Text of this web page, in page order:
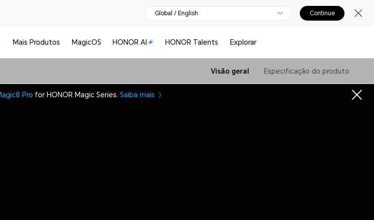
Global / English Continue
Mais Produtos MagicOS HONOR AI HONOR Talents Explorar
Visão geral Especificação do produto
Pro for HONOR Magic Series. Saiba mais